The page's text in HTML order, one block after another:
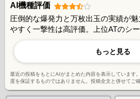
AI機種評価
圧倒的な爆発力と万枚出玉の実績が
やすく一撃性は高評価。上位ATのシ
ど独自システムも光る。CZ当選率や
があり、弱対決の頻度や初当たりの
あるが、設定次第で大きく化ける可
もっと見る
最近の投稿をもとにAIがまとめた内容を表示しています
度を保証するものではありません。投稿全文と併せてご